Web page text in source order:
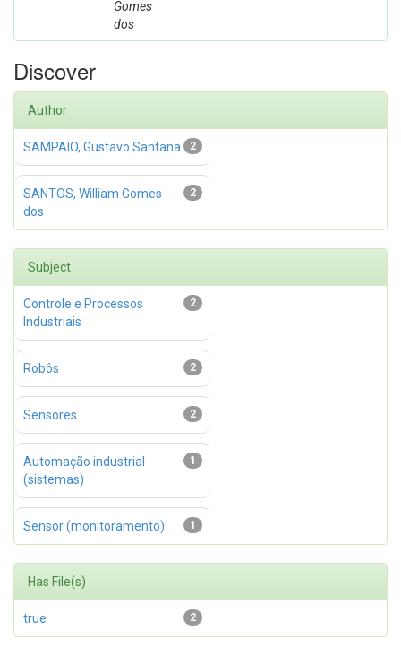
Gomes
dos
Discover
Author
2
SAMPAIO, Gustavo Santana
2
SANTOS, William Gomes
dos
Subject
2
Controle e Processos
Industriais
2
Robôs
2
Sensores
1
Automação industrial
(sistemas)
1
Sensor (monitoramento)
Has File(s)
2
true